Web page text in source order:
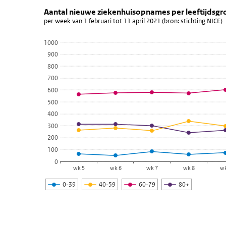
Aantal nieuwe
Sla de grafiek 'Aantal nieuwe ziekenhuisopnames per
Aantal nieuwe
per week van 1 februari tot 11 april 2021 (bron:
Bekijk als data tabel.
De grafiek heeft 1 X-as die categories weergeeft.
De grafiek heeft 1 Y-as die values weergeeft.
Aantal nieuwe ziekenhuisopnames per
per week van 1 februari tot 11 april 2021 (bron: stichting NICE)
0-39 40-59 60-79 80+
0
100
200
300
400
500
600
700
800
900
1000
wk 5 wk 6 wk 7 wk 8